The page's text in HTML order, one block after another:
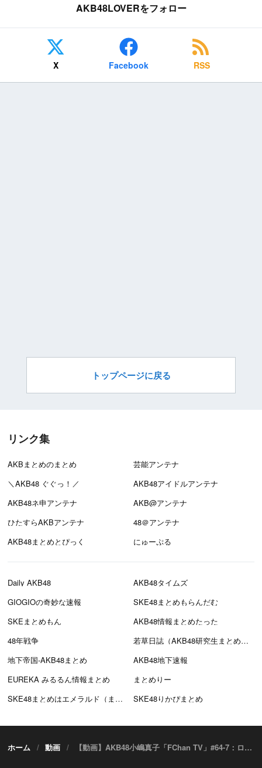
AKB48LOVERをフォロー
X Facebook RSS
トップページに戻る
リンク集
AKBまとめのまとめ
芸能アンテナ
＼AKB48 ぐぐっ！／
AKB48アイドルアンテナ
AKB48ネ申アンテナ
AKB@アンテナ
ひたすらAKBアンテナ
48＠アンテナ
AKB48まとめとぴっく
にゅーぷる
Daily AKB48
AKB48タイムズ
GIOGIOの奇妙な速報
SKE48まとめもらんだむ
SKEまとめもん
AKB48情報まとめたった
48年戦争
若草日誌（AKB48研究生まとめブログ）
地下帝国-AKB48まとめ
AKB48地下速報
EUREKA みるるん情報まとめ
まとめりー
SKE48まとめはエメラルド（まとえめ）
SKE48りかぴまとめ
ホーム 動画 【動画】AKB48小嶋真子「FChan TV」#64-7：ロシアW杯で注目すべき選手5人（後編） ＜W杯直前SP＞